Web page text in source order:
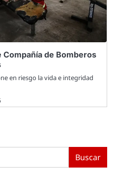
de Bomberos
en riesgo la vida e integridad
Buscar